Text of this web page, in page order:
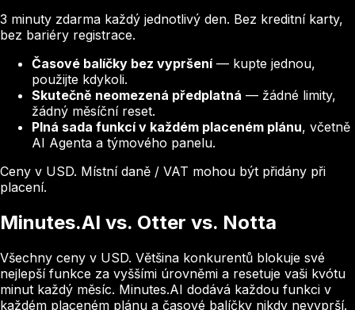
3 minuty zdarma každý jednotlivý den. Bez kreditní karty,
bez bariéry registrace.
Časové balíčky bez vypršení— kupte jednou,
použijte kdykoli.
Skutečně neomezená předplatná — žádné limity,
žádný měsíční reset.
Plná sada funkcí v každém placeném plánu, včetně
AI Agenta a týmového panelu.
Ceny v USD. Místní daně / VAT mohou být přidány při
placení.
Minutes.AI vs. Otter vs. Notta
Všechny ceny v USD. Většina konkurentů blokuje své
nejlepší funkce za vyššími úrovněmi a resetuje vaši kvótu
minut každý měsíc. Minutes.AI dodává každou funkci v
každém placeném plánu a časové balíčky nikdy nevyprší.